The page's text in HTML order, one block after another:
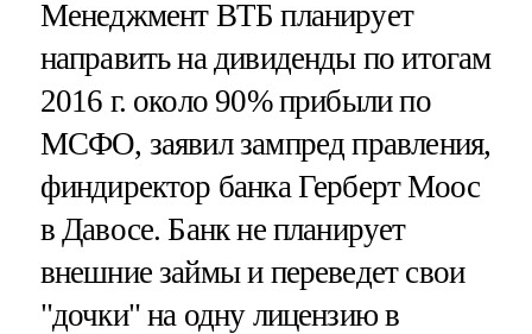
Менеджмент ВТБ планирует
направить на дивиденды по итогам
2016 г. около 90% прибыли по
МСФО, заявил зампред правления,
финдиректор банка Герберт Моос
в Давосе. Банк не планирует
внешние займы и переведет свои
"дочки" на одну лицензию в